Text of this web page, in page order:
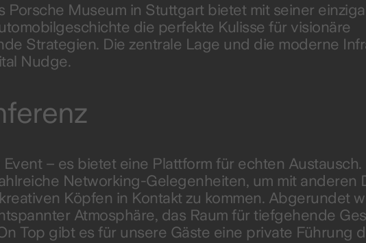
Porsche Museum in Stuttgart bietet mit seiner
die perfekte Kulisse für visionäre
Strategien. Die zentrale Lage und die moderne
Nudge.
– es bietet eine Plattform für echten Austausch.
Networking-Gelegenheiten, um mit anderen
Köpfen in Kontakt zu kommen. Abgerundet
Atmosphäre, das Raum für tiefgehende
Top gibt es für unsere Gäste eine private Führung